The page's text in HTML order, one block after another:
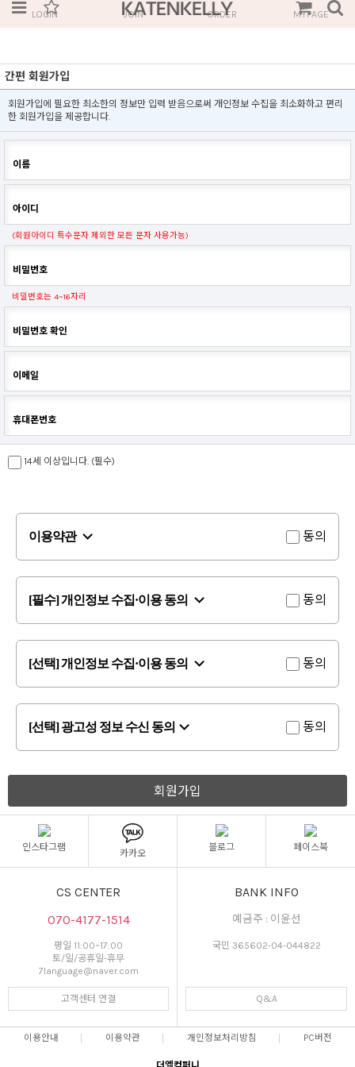
LOGIN JOIN ORDER MYPAGE
간편 회원가입
회원가입에 필요한 최소한의 정보만 입력 받음으로써 개인정보 수집을 최소화하고 편리
한 회원가입을 제공합니다.
이름
아이디
(회원아이디 특수문자 제외한 모든 문자 사용가능)
비밀번호
비밀번호는 4~16자리
비밀번호 확인
이메일
휴대폰번호
14세 이상입니다. (필수)
이용약관 동의
[필수] 개인정보 수집·이용 동의 동의
[선택] 개인정보 수집·이용 동의 동의
[선택] 광고성 정보 수신 동의 동의
회원가입
인스타그램
카카오
블로그 페이스북
CS CENTER
070-4177-1514
평일 11:00~17:00
토/일/공휴일-휴무
7language@naver.com
고객센터 연결
BANK INFO
예금주 : 이윤선
국민 365602-04-044822
Q&A
이용안내 이용약관 개인정보처리방침 PC버전